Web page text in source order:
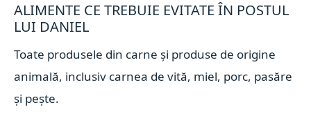
ALIMENTE CE TREBUIE EVITATE ÎN POSTUL
LUI DANIEL
Toate produsele din carne și produse de origine
animală, inclusiv carnea de vită, miel, porc, pasăre
și pește.